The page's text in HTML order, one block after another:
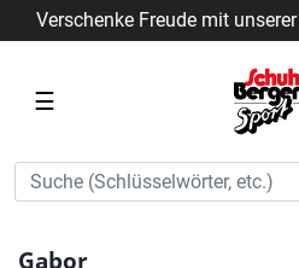
Verschenke Freude mit unserer
☰
Gabor